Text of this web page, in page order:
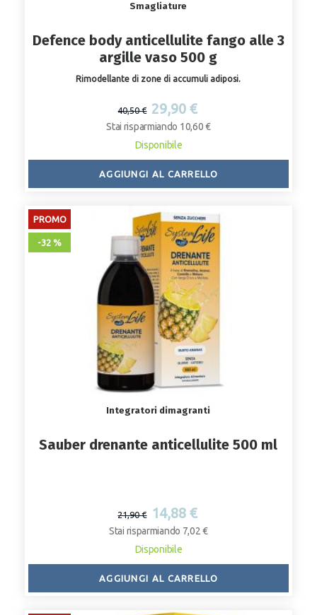
Smagliature
Defence body anticellulite fango alle 3
argille vaso 500 g
Rimodellante di zone di accumuli adiposi.
40,50 € 29,90 €
Stai risparmiando 10,60 €
Disponibile
AGGIUNGI AL CARRELLO
PROMO
-32 %
Integratori dimagranti
Sauber drenante anticellulite 500 ml
21,90 € 14,88 €
Stai risparmiando 7,02 €
Disponibile
AGGIUNGI AL CARRELLO